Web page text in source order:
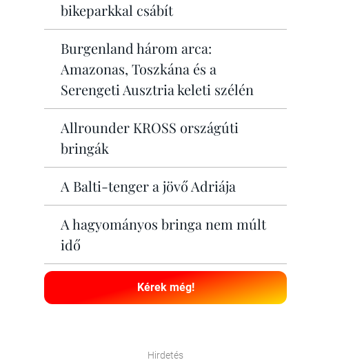
bikeparkkal csábít
Burgenland három arca:
Amazonas, Toszkána és a
Serengeti Ausztria keleti szélén
Allrounder KROSS országúti
bringák
A Balti-tenger a jövő Adriája
A hagyományos bringa nem múlt
idő
Kérek még!
Hirdetés